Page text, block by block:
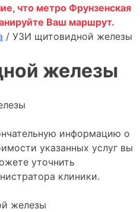
что метро Фрунзенская
Ваш маршрут.
/ УЗИ щитовидной железы
железы
информацию о
указанных услуг вы
уточнить
клиники.
железы